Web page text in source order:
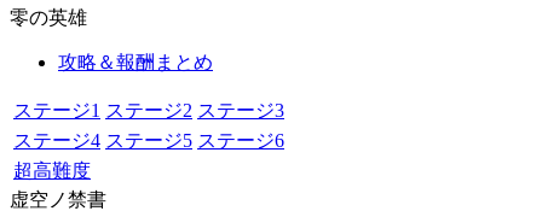
零の英雄
攻略＆報酬まとめ
ステージ1 ステージ2 ステージ3
ステージ4 ステージ5 ステージ6
超高難度
虚空ノ禁書